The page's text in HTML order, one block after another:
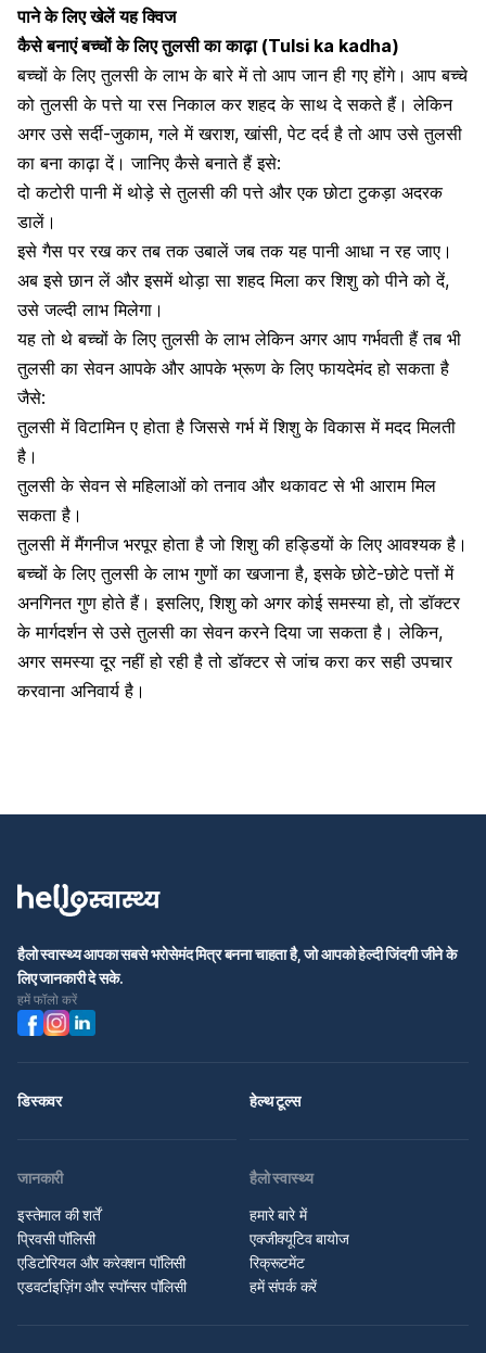
पाने के लिए खेलें यह क्विज
कैसे बनाएं बच्चों के लिए तुलसी का काढ़ा (Tulsi ka kadha)
बच्चों के लिए तुलसी के लाभ के बारे में तो आप जान ही गए होंगे। आप बच्चे
को तुलसी के पत्ते या रस निकाल कर शहद के साथ दे सकते हैं। लेकिन
अगर उसे सर्दी-जुकाम, गले में खराश, खांसी, पेट दर्द है तो आप उसे तुलसी
का बना काढ़ा दें। जानिए कैसे बनाते हैं इसे:
दो कटोरी पानी में थोड़े से तुलसी की पत्ते और एक छोटा टुकड़ा अदरक
डालें।
इसे गैस पर रख कर तब तक उबालें जब तक यह पानी आधा न रह जाए।
अब इसे छान लें और इसमें थोड़ा सा शहद मिला कर शिशु को पीने को दें,
उसे जल्दी लाभ मिलेगा।
यह तो थे बच्चों के लिए तुलसी के लाभ लेकिन अगर आप गर्भवती हैं तब भी
तुलसी का सेवन आपके और आपके भ्रूण के लिए फायदेमंद हो सकता है
जैसे:
तुलसी मेंविटामिन ए होता है जिससे गर्भ में शिशु के विकास में मदद मिलती
है।
तुलसी के सेवन से महिलाओं को तनाव और थकावट से भी आराम मिल
सकता है।
तुलसी में मैंगनीज भरपूर होता है जोशिशु की हड्डियों के लिए आवश्यक है ।
बच्चों के लिए तुलसी के लाभ गुणों का खजाना है, इसके छोटे-छोटे पत्तों में
अनगिनत गुण होते हैं। इसलिए, शिशु को अगर कोई समस्या हो, तो डॉक्टर
के मार्गदर्शन से उसे तुलसी का सेवन करने दिया जा सकता है। लेकिन,
अगर समस्या दूर नहीं हो रही है तो डॉक्टर से जांच करा कर सही उपचार
करवाना अनिवार्य है।
हैलो स्वास्थ्य आपका सबसे भरोसेमंद मित्र बनना चाहता है, जो आपको हेल्दी जिंदगी जीने के
लिए जानकारी दे सके.
हमें फॉलो करें
डिस्कवर हेल्थ टूल्स
जानकारी
इस्तेमाल की शर्तें
प्रिवसी पॉलिसी
एडिटोरियल और करेक्शन पॉलिसी
एडवर्टाइज़िंग और स्पॉन्सर पॉलिसी
हैलो स्वास्थ्य
हमारे बारे में
एक्जीक्यूटिव बायोज
रिक्रूटमेंट
हमें संपर्क करें